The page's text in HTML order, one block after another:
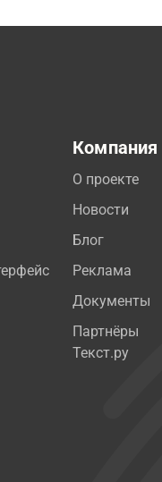
Компания
О проекте
Новости
Блог
Реклама
Документы
Партнёры
Текст.ру